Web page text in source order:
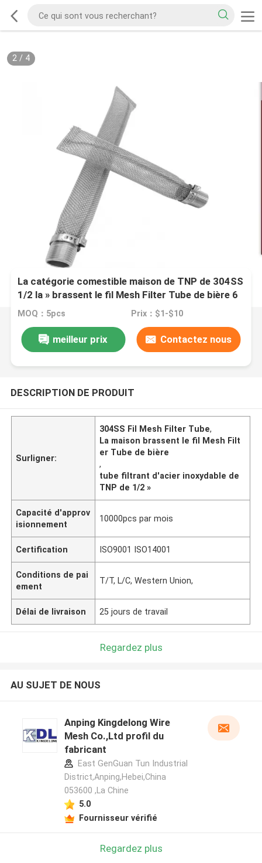
2/ 4
La catégorie comestible maison de TNP de 304SS
1/2 la » brassent le fil Mesh Filter Tube de bière 6
pouces 12 pouces
MOQ：5pcs Prix：$1-$10
meilleur prix Contactez nous
DESCRIPTION DE PRODUIT
Surligner:
304SS Fil Mesh Filter Tube,
La maison brassent le fil Mesh Filt
er Tube de bière
,
tube filtrant d'acier inoxydable de
TNP de 1/2 »
Capacité d'approv
isionnement
10000pcs par mois
Certification ISO9001 ISO14001
Conditions de pai
ement
T/T, L/C, Western Union,
Délai de livraison 25 jours de travail
Regardez plus
AU SUJET DE NOUS
Anping Kingdelong Wire
Mesh Co.,Ltd profil du
fabricant
East GenGuan Tun Industrial
District,Anping,Hebei,China
053600 ,La Chine
5.0
Fournisseur vérifié
Regardez plus